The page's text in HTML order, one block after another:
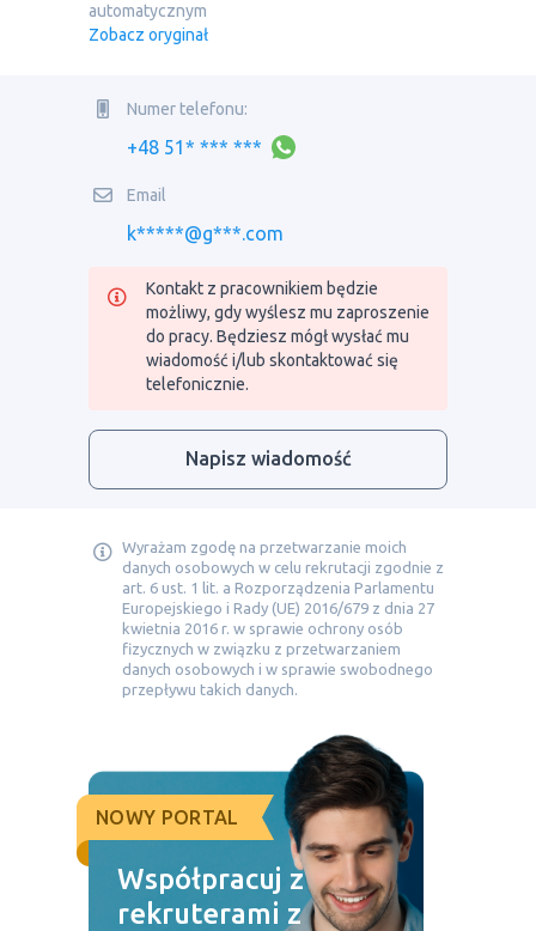
automatycznym
Zobacz oryginał
Numer telefonu:
+48 51* *** ***
Email
k*****@g***.com
Kontakt z pracownikiem będzie
możliwy, gdy wyślesz mu zaproszenie
do pracy. Będziesz mógł wysłać mu
wiadomość i/lub skontaktować się
telefonicznie.
Napisz wiadomość
Wyrażam zgodę na przetwarzanie moich
danych osobowych w celu rekrutacji zgodnie z
art. 6 ust. 1 lit. a Rozporządzenia Parlamentu
Europejskiego i Rady (UE) 2016/679 z dnia 27
kwietnia 2016 r. w sprawie ochrony osób
fizycznych w związku z przetwarzaniem
danych osobowych i w sprawie swobodnego
przepływu takich danych.
NOWY PORTAL
Współpracuj z
rekruterami z